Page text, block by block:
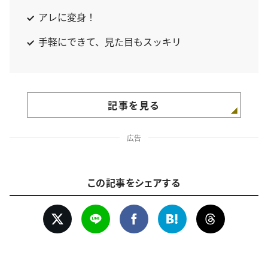
アレに変身！
手軽にできて、見た目もスッキリ
記事を見る
広告
この記事をシェアする